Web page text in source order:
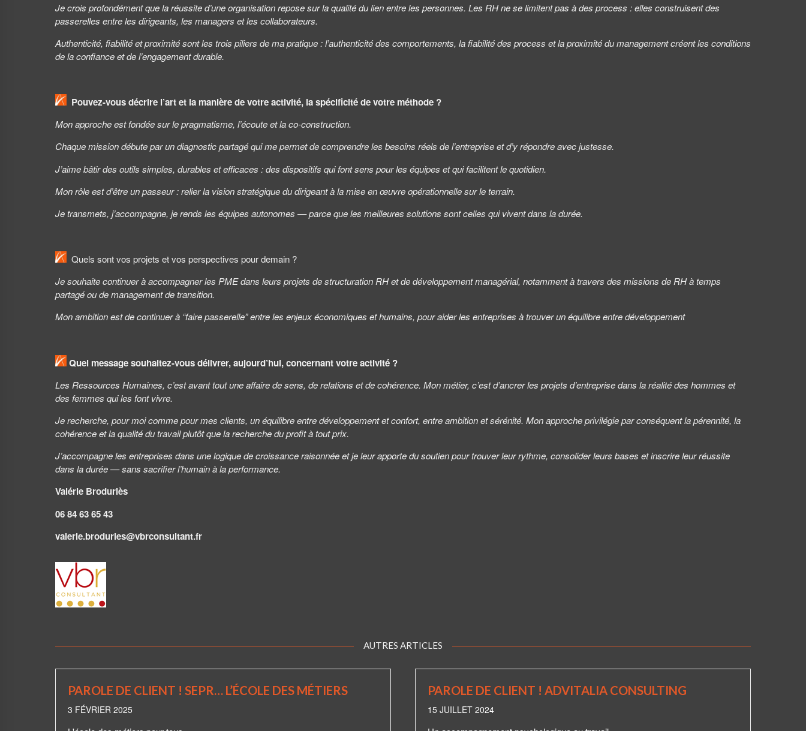
Je crois profondément que la réussite d’une organisation repose sur la qualité du lien entre les personnes. Les RH ne se limitent pas à des process : elles construisent des
passerelles entre les dirigeants, les managers et les collaborateurs.
Authenticité, fiabilité et proximité sont les trois piliers de ma pratique : l’authenticité des comportements, la fiabilité des process et la proximité du management créent les conditions
de la confiance et de l’engagement durable.
Pouvez-vous décrire l’art et la manière de votre activité, la spécificité de votre méthode ?
Mon approche est fondée sur le pragmatisme, l’écoute et la co-construction.
Chaque mission débute par un diagnostic partagé qui me permet de comprendre les besoins réels de l’entreprise et d’y répondre avec justesse.
J’aime bâtir des outils simples, durables et efficaces : des dispositifs qui font sens pour les équipes et qui facilitent le quotidien.
Mon rôle est d’être un passeur : relier la vision stratégique du dirigeant à la mise en œuvre opérationnelle sur le terrain.
Je transmets, j’accompagne, je rends les équipes autonomes — parce que les meilleures solutions sont celles qui vivent dans la durée.
Quels sont vos projets et vos perspectives pour demain ?
Je souhaite continuer à accompagner les PME dans leurs projets de structuration RH et de développement managérial, notamment à travers des missions de RH à temps
partagé ou de management de transition.
Mon ambition est de continuer à “faire passerelle” entre les enjeux économiques et humains, pour aider les entreprises à trouver un équilibre entre développement
Quel message souhaitez-vous délivrer, aujourd’hui, concernant votre activité ?
Les Ressources Humaines, c’est avant tout une affaire de sens, de relations et de cohérence. Mon métier, c’est d’ancrer les projets d’entreprise dans la réalité des hommes et
des femmes qui les font vivre.
Je recherche, pour moi comme pour mes clients, un équilibre entre développement et confort, entre ambition et sérénité. Mon approche privilégie par conséquent la pérennité, la
cohérence et la qualité du travail plutôt que la recherche du profit à tout prix.
J’accompagne les entreprises dans une logique de croissance raisonnée et je leur apporte du soutien pour trouver leur rythme, consolider leurs bases et inscrire leur réussite
dans la durée — sans sacrifier l’humain à la performance.
Valérie Broduriès
06 84 63 65 43
valerie.broduries@vbrconsultant.fr
AUTRES ARTICLES
PAROLE DE CLIENT ! SEPR… L’ÉCOLE DES MÉTIERS
3 FÉVRIER 2025
PAROLE DE CLIENT ! ADVITALIA CONSULTING
15 JUILLET 2024